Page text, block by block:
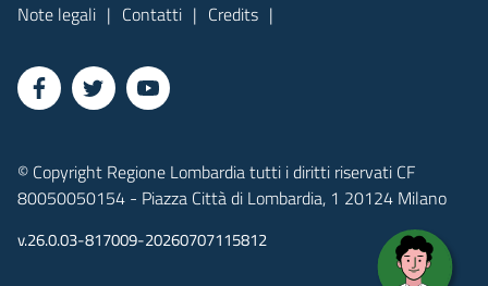
Note legali
Contatti Credits
© Copyright Regione Lombardia tutti i diritti riservati CF
80050050154 - Piazza Città di Lombardia, 1 20124 Milano
v.26.0.03-817009-20260707115812